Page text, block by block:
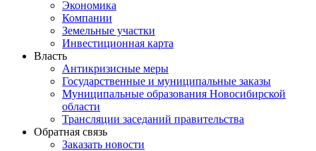
Экономика
Компании
Земельные участки
Инвестиционная карта
Власть
Антикризисные меры
Государственные и муниципальные заказы
Муниципальные образования Новосибирской
области
Трансляции заседаний правительства
Обратная связь
Заказать новости